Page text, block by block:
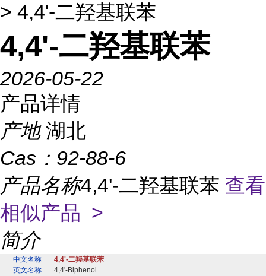
> 4,4'-二羟基联苯
4,4'-二羟基联苯
2026-05-22
产品详情
产地 湖北
Cas： 92-88-6
产品名称4,4'-二羟基联苯 查看
相似产品 >
简介
中文名称
4,4'-二羟基联苯
英文名称
4,4'-Biphenol